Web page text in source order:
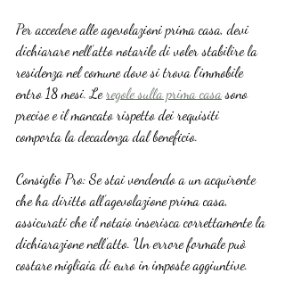
Per accedere alle agevolazioni prima casa, devi
dichiarare nell’atto notarile di voler stabilire la
residenza nel comune dove si trova l’immobile
entro 18 mesi. Le regole sulla prima casa sono
precise e il mancato rispetto dei requisiti
comporta la decadenza dal beneficio.
Consiglio Pro: Se stai vendendo a un acquirente
che ha diritto all’agevolazione prima casa,
assicurati che il notaio inserisca correttamente la
dichiarazione nell’atto. Un errore formale può
costare migliaia di euro in imposte aggiuntive.